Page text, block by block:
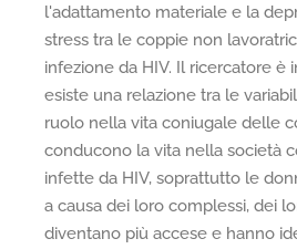
l'adattamento materiale e la
stress tra le coppie non
infezione da HIV. Il ricercatore è
esiste una relazione tra le
ruolo nella vita coniugale delle
conducono la vita nella società
infette da HIV, soprattutto le
a causa dei loro complessi, dei
diventano più accese e hanno